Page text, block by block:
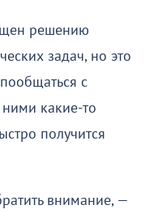
решению
задач, но это
с
какие-то
получится
внимание, —